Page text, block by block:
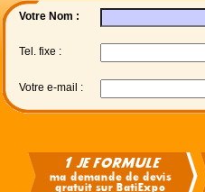
Votre Nom :
Tel. fixe :
Votre e-mail :